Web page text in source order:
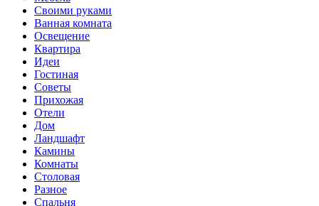
Своими руками
Ванная комната
Освещение
Квартира
Идеи
Гостиная
Советы
Прихожая
Отели
Дом
Ландшафт
Камины
Комнаты
Столовая
Разное
Спальня